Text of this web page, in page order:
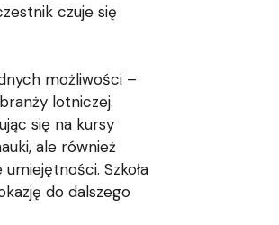
czuje się
możliwości –
lotniczej.
się na kursy
ale również
Szkoła
do dalszego